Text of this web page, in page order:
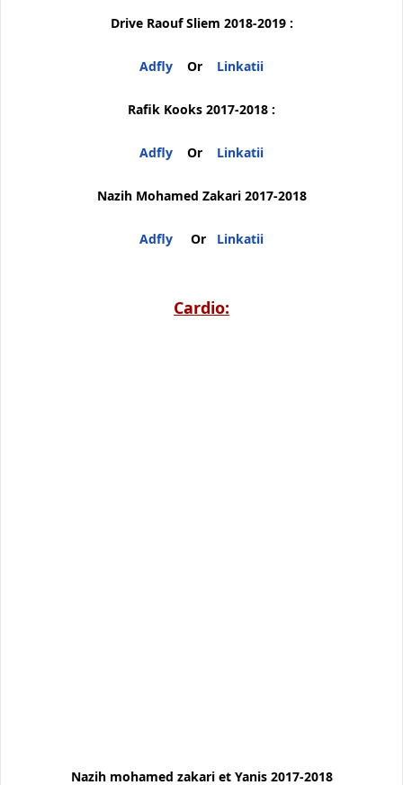
Drive Raouf Sliem 2018-2019 :
Adfly Or Linkatii
Rafik Kooks 2017-2018 :
Adfly Or Linkatii
Nazih Mohamed Zakari 2017-2018
Adfly Or Linkatii
Cardio:
Nazih mohamed zakari et Yanis 2017-2018